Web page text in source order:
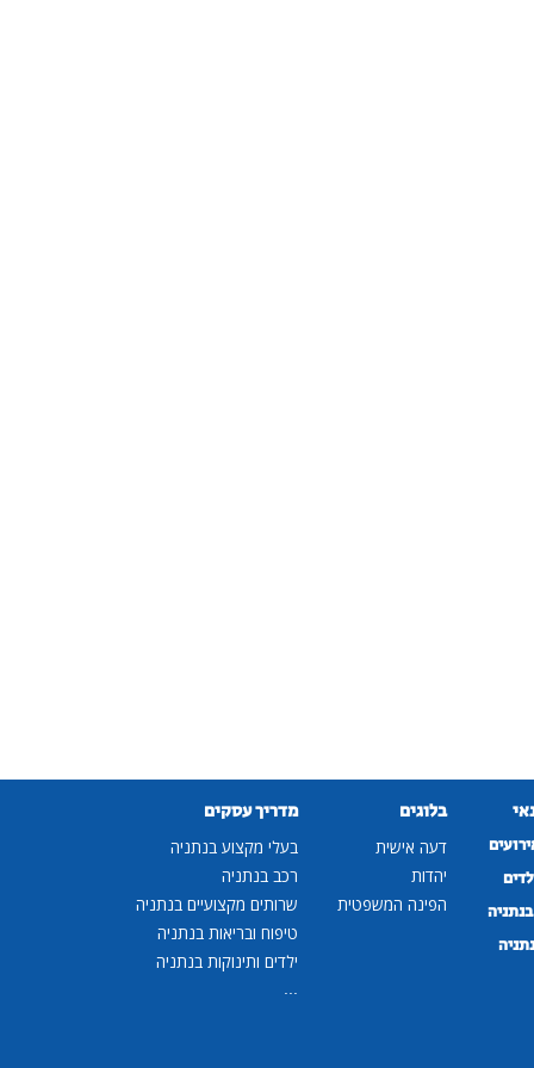
בלוגים
דעה אישית
יהדות
הפינה המשפטית
מדריך עסקים
בעלי מקצוע בנתניה
רכב בנתניה
שרותים מקצועיים בנתניה
טיפוח ובריאות בנתניה
ילדים ותינוקות בנתניה